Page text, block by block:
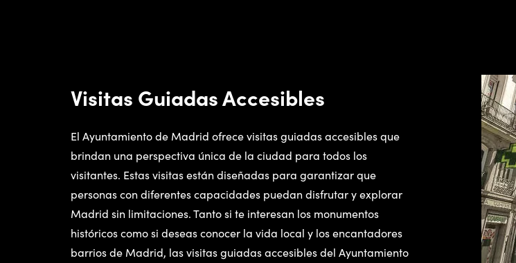
Visitas Guiadas Accesibles
El Ayuntamiento de Madrid ofrece visitas guiadas accesibles que
brindan una perspectiva única de la ciudad para todos los
visitantes. Estas visitas están diseñadas para garantizar que
personas con diferentes capacidades puedan disfrutar y explorar
Madrid sin limitaciones. Tanto si te interesan los monumentos
históricos como si deseas conocer la vida local y los encantadores
barrios de Madrid, las visitas guiadas accesibles del Ayuntamiento